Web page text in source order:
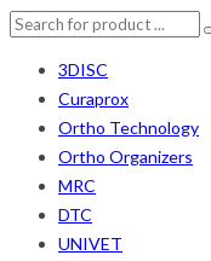
3DISC
Curaprox
Ortho Technology
Ortho Organizers
MRC
DTC
UNIVET